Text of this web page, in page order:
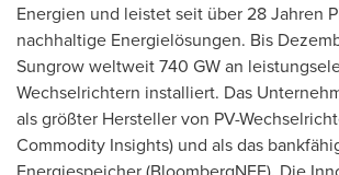
Energien und leistet seit über 28 Jahren
nachhaltige Energielösungen. Bis
Sungrow weltweit 740 GW an
Wechselrichtern installiert. Das
als größter Hersteller von PV-
Commodity Insights) und als das
Energiespeicher (BloombergNEF). Die